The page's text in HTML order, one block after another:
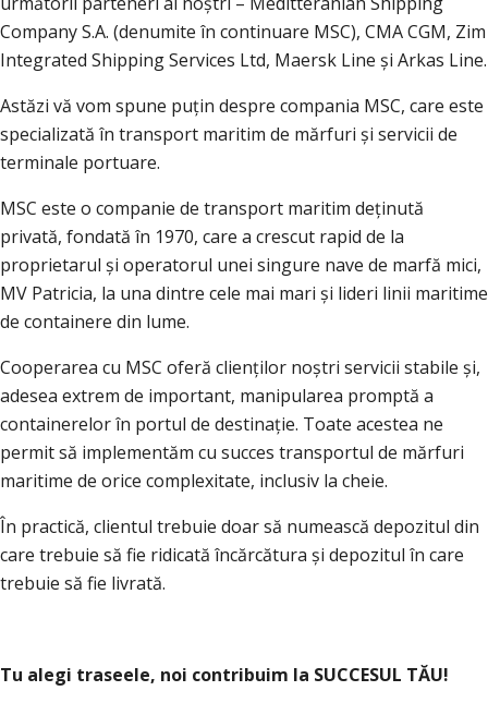
Company S.A. (denumite în continuare MSC), CMA CGM, Zim
Integrated Shipping Services Ltd, Maersk Line și Arkas Line.
Astăzi vă vom spune puțin despre compania MSC, care este
specializată în transport maritim de mărfuri și servicii de
terminale portuare.
MSC este o companie de transport maritim deținută
privată, fondată în 1970, care a crescut rapid de la
proprietarul și operatorul unei singure nave de marfă mici,
MV Patricia, la una dintre cele mai mari și lideri linii maritime
de containere din lume.
Cooperarea cu MSC oferă clienților noștri servicii stabile și,
adesea extrem de important, manipularea promptă a
containerelor în portul de destinație. Toate acestea ne
permit să implementăm cu succes transportul de mărfuri
maritime de orice complexitate, inclusiv la cheie.
În practică, clientul trebuie doar să numească depozitul din
care trebuie să fie ridicată încărcătura și depozitul în care
trebuie să fie livrată.
Tu alegi traseele, noi contribuim la SUCCESUL TĂU!